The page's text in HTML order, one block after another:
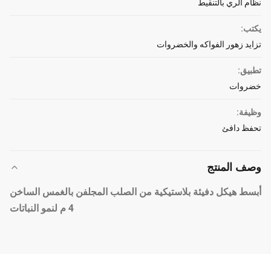
نظام الري بالتنقيط
يكتب:
تزايد زهور الفواكه والخضروات
تطبيق:
خضروات
وظيفة:
تحفظ دافئ
وصف المنتج
أبسط هيكل دفيئة بلاستيكية من الصلب المجلفن بالغمس الساخن
4 م لنمو النباتات